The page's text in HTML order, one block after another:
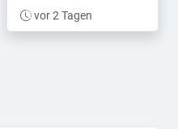
vor 2 Tagen